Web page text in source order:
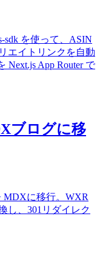
sdk を使って、ASIN
エイトリンクを自動
Next.js App Router で
ブログに移
MDXに移行。WXR
し、301リダイレク